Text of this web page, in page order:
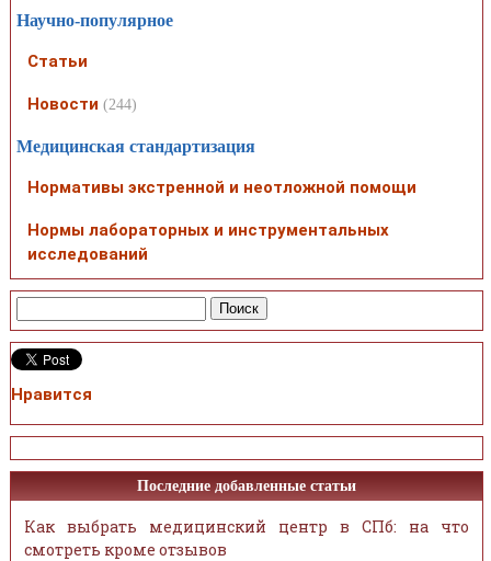
Научно-популярное
Статьи
Новости (244)
Медицинская стандартизация
Нормативы экстренной и неотложной помощи
Нормы лабораторных и инструментальных
исследований
Нравится
Последние добавленные статьи
Как выбрать медицинский центр в СПб: на что
смотреть кроме отзывов